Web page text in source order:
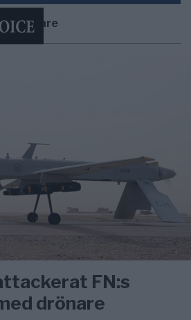
drönare
FN:s
drönare